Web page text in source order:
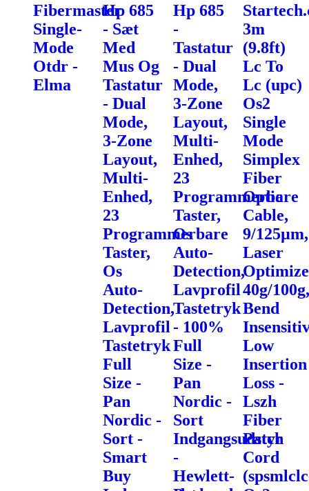
Fibermaster
Single-
Mode
Otdr -
Elma
Hp 685
- Sæt
Med
Mus Og
Tastatur
- Dual
Mode,
3-Zone
Layout,
Multi-
Enhed,
23
Programmerbare
Taster,
Os
Auto-
Detection,
Lavprofil
Tastetryk
Full
Size -
Pan
Nordic -
Sort -
Smart
Buy
Hp 685
-
Tastatur
- Dual
Mode,
3-Zone
Layout,
Multi-
Enhed,
23
Programmerbare
Taster,
Os
Auto-
Detection,
Lavprofil
Tastetryk
- 100%
Full
Size -
Pan
Nordic -
Sort
Indgangsudstyr
-
Hewlett-
3m
(9.8ft)
Lc To
Lc (upc)
Os2
Single
Mode
Simplex
Fiber
Optic
Cable,
9/125µm,
Laser
40g/100g,
Bend
Low
Insertion
Loss -
Lszh
Fiber
Patch
Cord